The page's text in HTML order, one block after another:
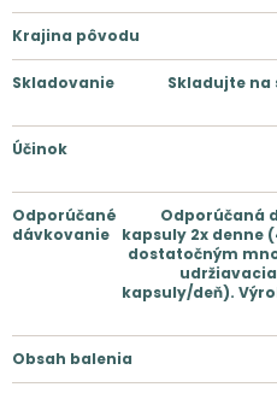
Krajina pôvodu
Skladovanie
Skladujte na
Účinok
Odporúčané
dávkovanie
Odporúčaná
kapsuly 2x denne
dostatočným
udržiavacia
kapsuly/deň).
Obsah balenia